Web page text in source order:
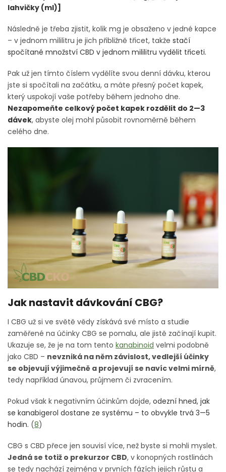
lahvičky (ml)]
Následně je třeba zjistit, kolik mg je obsaženo v jedné kapce
– v jednom mililitru je jich přibližně třicet, takže stačí
spočítané množství CBD v jednom mililitru vydělit třiceti.
Pak už jen tímto číslem vydělíte svou denní dávku, kterou
jste si spočítali na začátku, a máte přesný počet kapek,
který uspokojí vaše potřeby během jednoho dne.
Nezapomeňte celkový počet kapek rozdělit do 2—3
dávek, abyste olej mohl působit rovnoměrně během
celého dne.
Jak nastavit dávkování CBG?
I CBG už si ve světě vědy získává své místo a studie
zaměřené na účinky CBG se pomalu, ale jistě začínají kupit.
Ukazuje se, že je na tom tento kanabinoid velmi podobně
jako CBD – nevzniká na něm závislost, vedlejší účinky
se objevují výjimečně a projevují se navíc velmi mírně,
tedy například únavou, průjmem či zvracením.
Pokud však k negativním účinkům dojde, odezní hned, jak
se kanabigerol dostane ze systému – to obvykle trvá 3—5
hodin. (8)
CBG s CBD přece jen souvisí více, než byste si mohli myslet.
Jedná se totiž o prekurzor CBD, v konopných rostlinách
se tedy nachází zejména v prvních fázích jejich růstu a